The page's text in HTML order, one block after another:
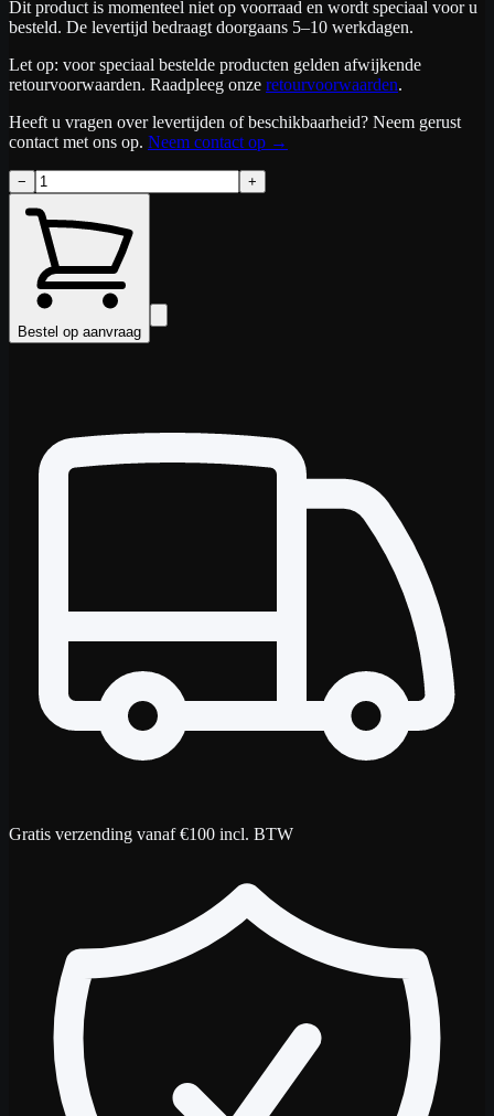
Dit product is momenteel niet op voorraad en wordt speciaal voor u
besteld. De levertijd bedraagt doorgaans 5–10 werkdagen.
Let op: voor speciaal bestelde producten gelden afwijkende
retourvoorwaarden. Raadpleeg onze retourvoorwaarden.
Heeft u vragen over levertijden of beschikbaarheid? Neem gerust
contact met ons op. Neem contact op →
− +
Bestel op aanvraag
Gratis verzending vanaf €100 incl. BTW